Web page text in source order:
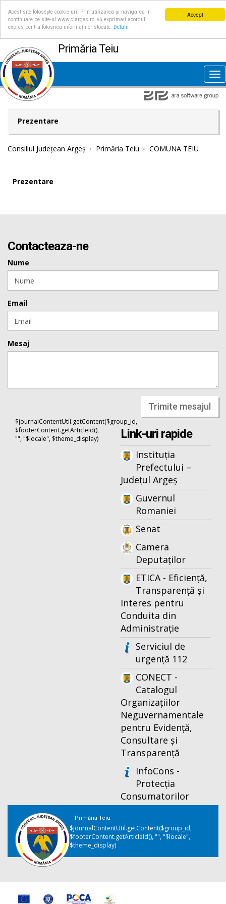
Accept
Acest site folosește cookie-uri. Prin utilizarea și navigarea în
continuare pe site-ul www.cjarges.ro, vă exprimați acordul
expres pentru folosirea informațiilor stocate.
Detalii
Primăria Teiu
Prezentare
Consiliul Județean Argeș Primăria Teiu COMUNA TEIU
Prezentare
Contacteaza-ne
Nume
Email
Mesaj
Trimite mesajul
$journalContentUtil.getContent($group_id,
$footerContent.getArticleId(),
"", "$locale", $theme_display)
Link-uri rapide
Instituția
Prefectului –
Județul Argeș
Guvernul
Romaniei
Senat
Camera
Deputaților
ETICA - Eficiență,
Transparență și
Interes pentru
Conduita din
Administrație
Serviciul de
urgență 112
CONECT -
Catalogul
Organizațiilor
Neguvernamentale
pentru Evidență,
Consultare și
Transparență
InfoCons -
Protecția
Consumatorilor
Primăria Teiu
$journalContentUtil.getContent($group_id,
$footerContent.getArticleId(), "", "$locale",
$theme_display)